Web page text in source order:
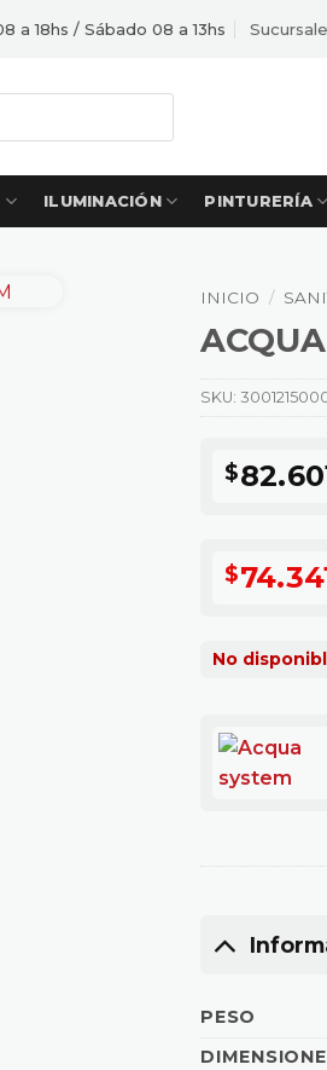
a 18hs / Sábado 08 a 13hs
ILUMINACIÓN PINTURERÍA
INICIO /
$
$
No
SKU:
PESO